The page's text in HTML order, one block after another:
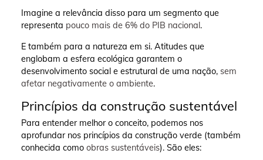
Imagine a relevância disso para um segmento que
representa pouco mais de 6% do PIB nacional.
E também para a natureza em si. Atitudes que
englobam a esfera ecológica garantem o
desenvolvimento social e estrutural de uma nação, sem
afetar negativamente o ambiente.
Princípios da construção sustentável
Para entender melhor o conceito, podemos nos
aprofundar nos princípios da construção verde (também
conhecida como obras sustentáveis). São eles: